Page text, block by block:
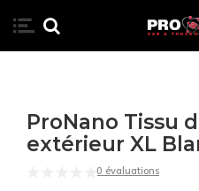
ProNano Tissu
extérieur XL
0 évaluations